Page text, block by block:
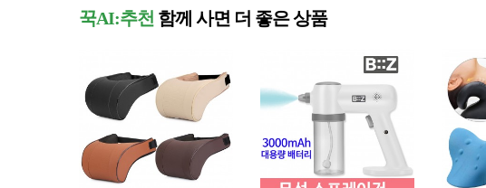
꾹AI:추천 함께 사면 더 좋은 상품